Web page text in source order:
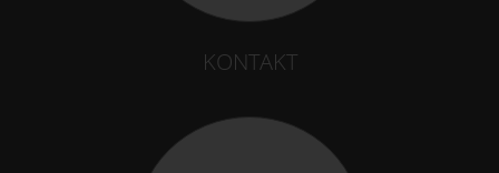
KONTAKT